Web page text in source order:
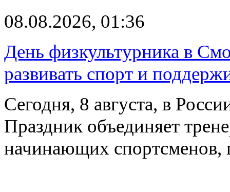
08.08.2026, 01:36
День физкультурника в
развивать спорт и
Сегодня, 8 августа, в
Праздник объединяет
начинающих